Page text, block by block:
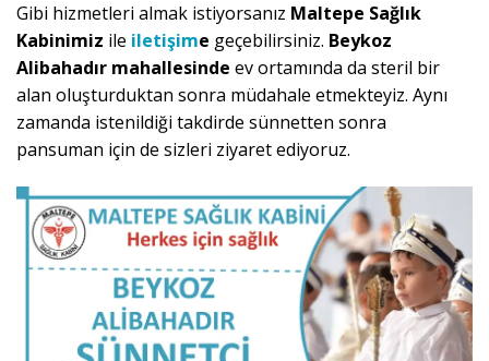
Gibi hizmetleri almak istiyorsanız Maltepe Sağlık
Kabinimiz ile iletişime geçebilirsiniz. Beykoz
Alibahadır mahallesinde ev ortamında da steril bir
alan oluşturduktan sonra müdahale etmekteyiz. Aynı
zamanda istenildiği takdirde sünnetten sonra
pansuman için de sizleri ziyaret ediyoruz.